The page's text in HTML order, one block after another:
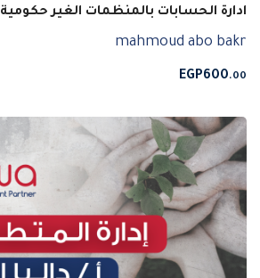
ادارة الحسابات بالمنظمات الغير حكومية
mahmoud abo bakr
EGP600.00